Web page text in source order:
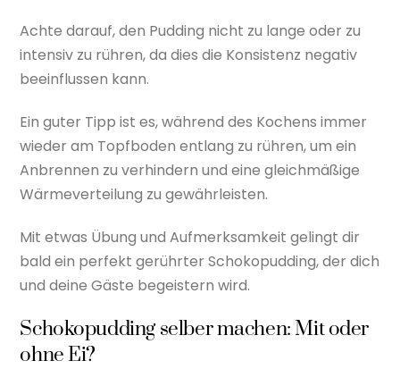
Achte darauf, den Pudding nicht zu lange oder zu
intensiv zu rühren, da dies die Konsistenz negativ
beeinflussen kann.
Ein guter Tipp ist es, während des Kochens immer
wieder am Topfboden entlang zu rühren, um ein
Anbrennen zu verhindern und eine gleichmäßige
Wärmeverteilung zu gewährleisten.
Mit etwas Übung und Aufmerksamkeit gelingt dir
bald ein perfekt gerührter Schokopudding, der dich
und deine Gäste begeistern wird.
Schokopudding selber machen: Mit oder
ohne Ei?